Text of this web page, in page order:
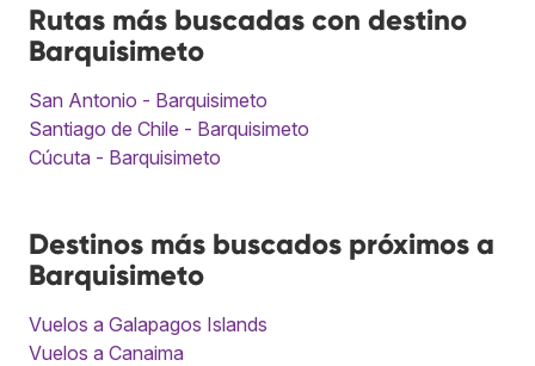
Rutas más buscadas con destino
Barquisimeto
San Antonio - Barquisimeto
Santiago de Chile - Barquisimeto
Cúcuta - Barquisimeto
Destinos más buscados próximos a
Barquisimeto
Vuelos a Galapagos Islands
Vuelos a Canaima